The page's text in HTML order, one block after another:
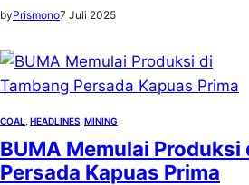
byPrismono7 Juli 2025
COAL HEADLINES MINING
BUMA Memulai Produksi
Persada Kapuas Prima